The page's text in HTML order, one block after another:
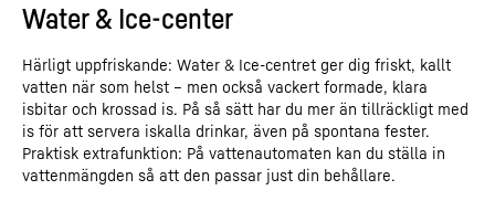
överförs dina uppgifter – inklusive din IP-adress – till Google och
kan komma att lagras och behandlas av Google, även för egna
ändamål, utanför EU eller EEA och därmed i ett tredje land – i
synnerhet i USA**. Vi har inget inflytande över ytterligare
uppgiftsbehandling som görs av Google.
Genom att klicka på “GODKÄNN” samtycker du till
uppgiftsöverföringen till Google för denna video i enlighet med
artikel 6.1 a i GDPR. Om du i framtiden inte vill lämna ditt samtycke
Water & Ice-center
Härligt uppfriskande: Water & Ice-centret ger dig friskt, kallt
vatten när som helst – men också vackert formade, klara
isbitar och krossad is. På så sätt har du mer än tillräckligt med
is för att servera iskalla drinkar, även på spontana fester.
Praktisk extrafunktion: På vattenautomaten kan du ställa in
vattenmängden så att den passar just din behållare.